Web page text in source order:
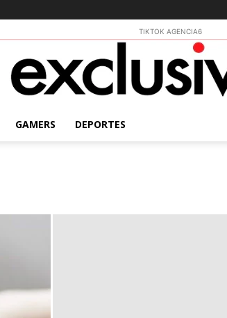
TIKTOK AGENCIA6
GAMERS DEPORTES